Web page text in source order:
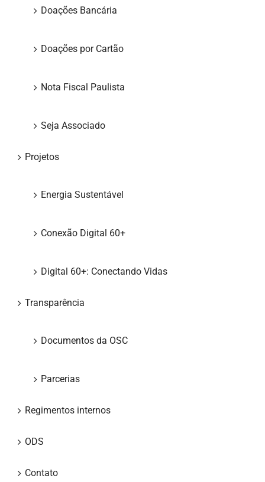
Doações Bancária
Doações por Cartão
Nota Fiscal Paulista
Seja Associado
Projetos
Energia Sustentável
Conexão Digital 60+
Digital 60+: Conectando Vidas
Transparência
Documentos da OSC
Parcerias
Regimentos internos
ODS
Contato